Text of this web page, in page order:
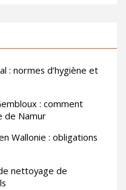
: normes d’hygiène et
: comment
de Namur
Wallonie : obligations
nettoyage de